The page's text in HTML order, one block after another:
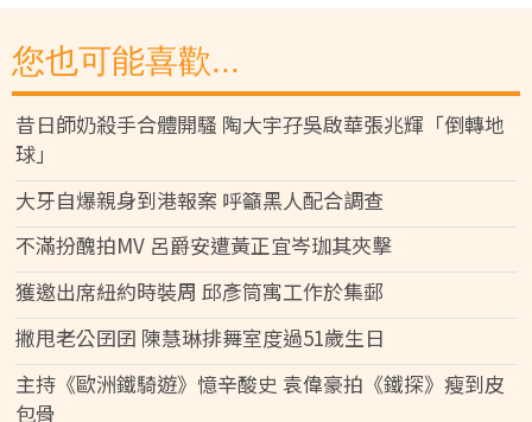
您也可能喜歡...
昔日師奶殺手合體開騷 陶大宇孖吳啟華張兆輝「倒轉地
球」
大牙自爆親身到港報案 呼籲黑人配合調查
不滿扮醜拍MV 呂爵安遭黃正宜岑珈其夾擊
獲邀出席紐約時裝周 邱彥筒寓工作於集郵
撇甩老公囝囝 陳慧琳排舞室度過51歲生日
主持《歐洲鐵騎遊》憶辛酸史 袁偉豪拍《鐵探》瘦到皮
包骨